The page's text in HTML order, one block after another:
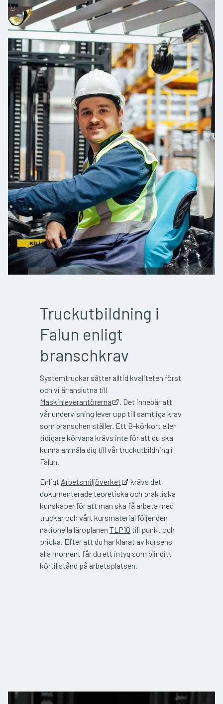
Truckutbildning i
Falun enligt
branschkrav
Systemtruckar sätter alltid kvaliteten först
och vi är anslutna till
Maskinleverantörerna
. Det innebär att
vår undervisning lever upp till samtliga krav
som branschen ställer. Ett B-körkort eller
tidigare körvana krävs inte för att du ska
kunna anmäla dig till vår truckutbildning i
Falun.
Enligt Arbetsmiljöverket
krävs det
dokumenterade teoretiska och praktiska
kunskaper för att man ska få arbeta med
truckar och vårt kursmaterial följer den
nationella läroplanen TLP10 till punkt och
pricka. Efter att du har klarat av kursens
alla moment får du ett intyg som blir ditt
körtillstånd på arbetsplatsen.